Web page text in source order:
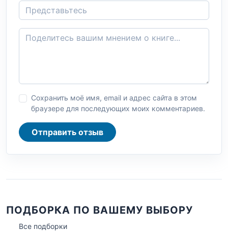
Сохранить моё имя, email и адрес сайта в этом
браузере для последующих моих комментариев.
Отправить отзыв
ПОДБОРКА ПО ВАШЕМУ ВЫБОРУ
Все подборки